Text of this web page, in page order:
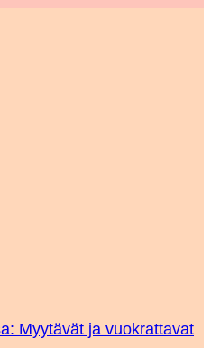
Myytävät ja vuokrattavat